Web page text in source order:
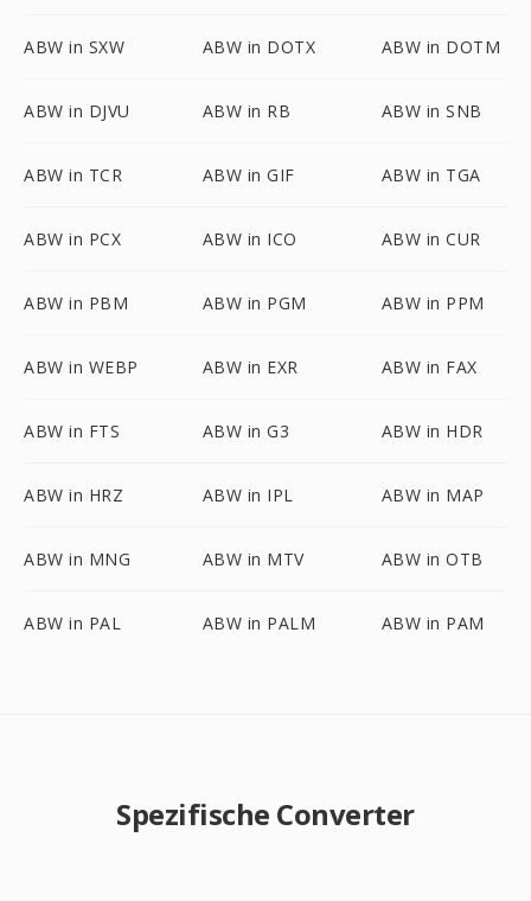
ABW in SXW ABW in DOTX ABW in DOTM
ABW in DJVU ABW in RB ABW in SNB
ABW in TCR ABW in GIF ABW in TGA
ABW in PCX ABW in ICO ABW in CUR
ABW in PBM ABW in PGM ABW in PPM
ABW in WEBP ABW in EXR ABW in FAX
ABW in FTS ABW in G3 ABW in HDR
ABW in HRZ ABW in IPL ABW in MAP
ABW in MNG ABW in MTV ABW in OTB
ABW in PAL ABW in PALM ABW in PAM
Spezifische Converter